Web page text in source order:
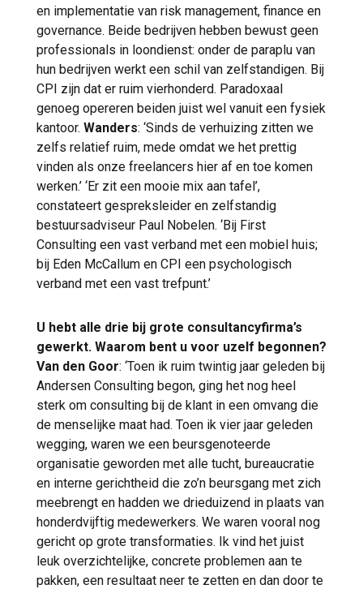
en implementatie van risk management, finance en
governance. Beide bedrijven hebben bewust geen
professionals in loondienst: onder de paraplu van
hun bedrijven werkt een schil van zelfstandigen. Bij
CPI zijn dat er ruim vierhonderd. Paradoxaal
genoeg opereren beiden juist wel vanuit een fysiek
kantoor. Wanders: ‘Sinds de verhuizing zitten we
zelfs relatief ruim, mede omdat we het prettig
vinden als onze freelancers hier af en toe komen
werken.’ ‘Er zit een mooie mix aan tafel’,
constateert gespreksleider en zelfstandig
bestuursadviseur Paul Nobelen. ‘Bij First
Consulting een vast verband met een mobiel huis;
bij Eden McCallum en CPI een psychologisch
verband met een vast trefpunt.’
U hebt alle drie bij grote consultancyfirma’s
gewerkt. Waarom bent u voor uzelf begonnen?
Van den Goor: ‘Toen ik ruim twintig jaar geleden bij
Andersen Consulting begon, ging het nog heel
sterk om consulting bij de klant in een omvang die
de menselijke maat had. Toen ik vier jaar geleden
wegging, waren we een beursgenoteerde
organisatie geworden met alle tucht, bureaucratie
en interne gerichtheid die zo’n beursgang met zich
meebrengt en hadden we drieduizend in plaats van
honderdvijftig medewerkers. We waren vooral nog
gericht op grote transformaties. Ik vind het juist
leuk overzichtelijke, concrete problemen aan te
pakken, een resultaat neer te zetten en dan door te